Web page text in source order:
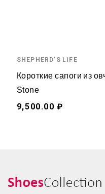
SHEPHERD'S LIFE
Короткие сапоги из
Stone
9,500.00 ₽